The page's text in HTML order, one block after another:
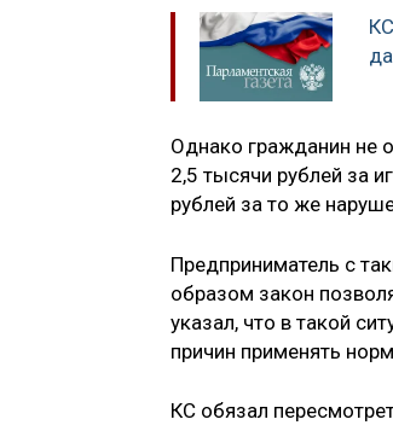
Однако гражданин не
2,5 тысячи рублей за
рублей за то же
Предприниматель с
образом закон
указал, что в такой
причин применять
КС обязал